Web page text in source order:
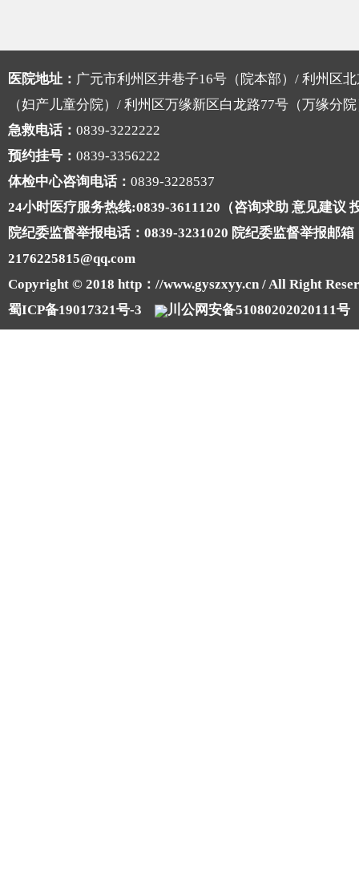
医院地址： 广元市利州区井巷子16号（院本部）/ 利州区
（妇产儿童分院）/ 利州区万缘新区白龙路77号（万缘分
急救电话： 0839-3222222
预约挂号： 0839-3356222
体检中心咨询电话： 0839-3228537
24小时医疗服务热线:0839-3611120（咨询求助 意见建议
院纪委监督举报电话：0839-3231020 院纪委监督举报邮箱
2176225815@qq.com
Copyright © 2018 http：//www.gyszxyy.cn / All Right
蜀ICP备19017321号-3
川公网安备51080202020111号